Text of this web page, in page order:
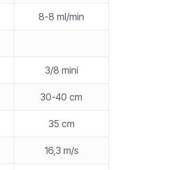
8-8 ml/min
3/8 mini
30-40 cm
35 cm
16,3 m/s